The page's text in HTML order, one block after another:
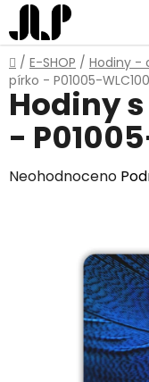
Přejít
na
obsah
Domů
/ E-SHOP / Hodiny -
pírko - P01005-
Hodiny
-
Průměrné
Neohodnoceno